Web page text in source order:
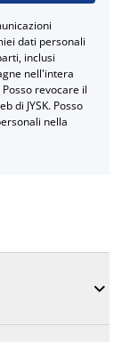
dati personali
inclusi
nell'intera
Posso revocare il
di JYSK. Posso
nella
